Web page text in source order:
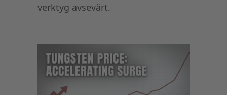
verktyg avsevärt.